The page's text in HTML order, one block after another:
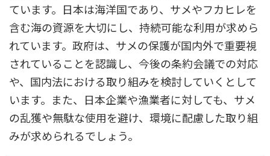
ています。日本は海洋国であり、サメやフカヒレを
含む海の資源を大切にし、持続可能な利用が求めら
れています。政府は、サメの保護が国内外で重要視
されていることを認識し、今後の条約会議での対応
や、国内法における取り組みを検討していくとして
います。また、日本企業や漁業者に対しても、サメ
の乱獲や無駄な使用を避け、環境に配慮した取り組
みが求められるでしょう。